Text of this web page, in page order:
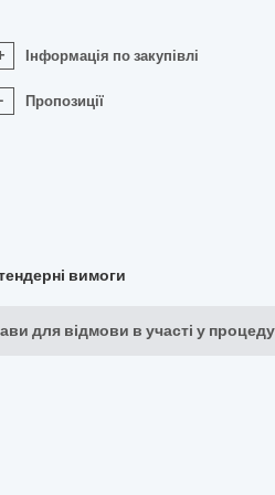
Інформація по закупівлі
Пропозиції
вимоги
для відмови в участі у